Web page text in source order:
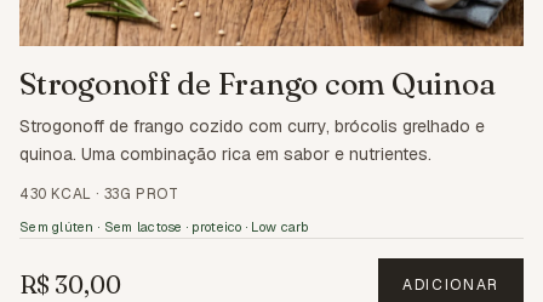
Strogonoff de Frango com Quinoa
Strogonoff de frango cozido com curry, brócolis grelhado e
quinoa. Uma combinação rica em sabor e nutrientes.
430 KCAL · 33G PROT
Sem glúten · Sem lactose · proteico · Low carb
R$ 30,00 ADICIONAR